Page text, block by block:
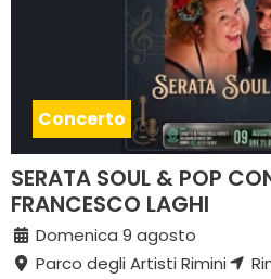
Concerto
SERATA SOUL & POP
FRANCESCO LAGHI
Domenica 9 agosto
Parco degli Artisti Rimini